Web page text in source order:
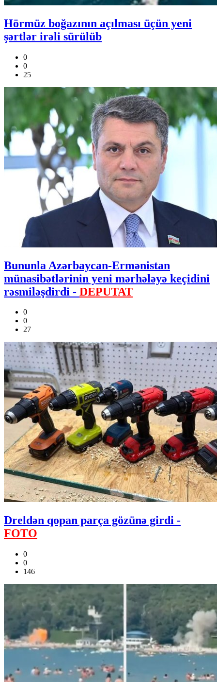
Hörmüz boğazının açılması üçün yeni
şərtlər irəli sürülüb
0
0
25
Bununla Azərbaycan-Ermənistan
münasibətlərinin yeni mərhələyə keçidini
rəsmiləşdirdi - DEPUTAT
0
0
27
Dreldən qopan parça gözünə girdi -
FOTO
0
0
146